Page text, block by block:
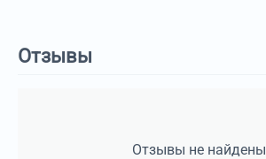
Отзывы
Отзывы не найдены